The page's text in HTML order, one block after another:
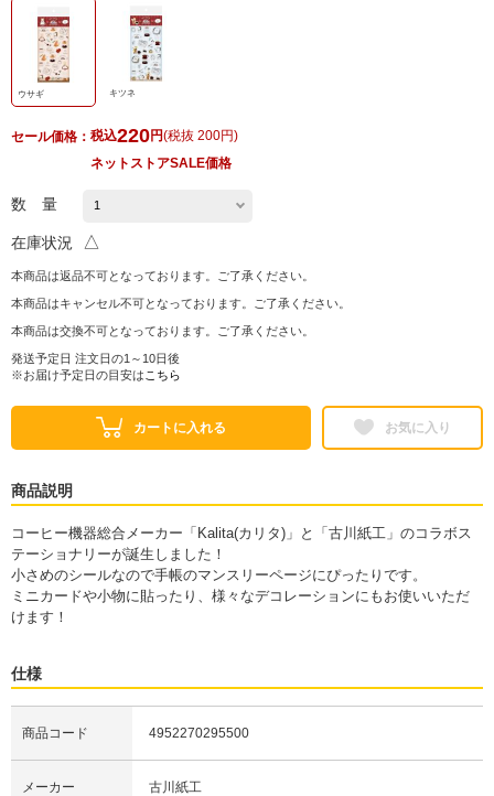
ウサギ キツネ
セール価格： 税込220円(税抜 200円)
ネットストアSALE価格
数 量
在庫状況 △
本商品は返品不可となっております。ご了承ください。
本商品はキャンセル不可となっております。ご了承ください。
本商品は交換不可となっております。ご了承ください。
発送予定日 注文日の1～10日後
※お届け予定日の目安は こちら
カートに入れる お気に入り
商品説明
コーヒー機器総合メーカー「Kalita(カリタ)」と「古川紙工」のコラボス
テーショナリーが誕生しました！
小さめのシールなので手帳のマンスリーページにぴったりです。
ミニカードや小物に貼ったり、様々なデコレーションにもお使いいただ
けます！
仕様
商品コード 4952270295500
メーカー 古川紙工